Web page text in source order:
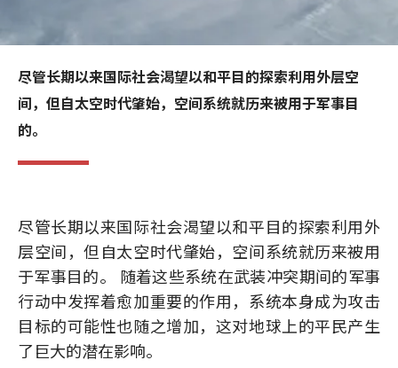
尽管长期以来国际社会渴望以和平目的探索利用外层空
间，但自太空时代肇始，空间系统就历来被用于军事目
的。
尽管长期以来国际社会渴望以和平目的探索利用外
层空间，但自太空时代肇始，空间系统就历来被用
于军事目的。 随着这些系统在武装冲突期间的军事
行动中发挥着愈加重要的作用，系统本身成为攻击
目标的可能性也随之增加，这对地球上的平民产生
了巨大的潜在影响。